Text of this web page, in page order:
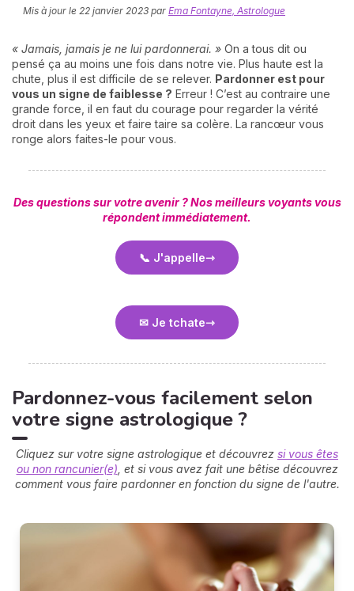
Mis à jour le 22 janvier 2023 par Ema Fontayne, Astrologue
« Jamais, jamais je ne lui pardonnerai. » On a tous dit ou
pensé ça au moins une fois dans notre vie. Plus haute est la
chute, plus il est difficile de se relever. Pardonner est pour
vous un signe de faiblesse ? Erreur ! C’est au contraire une
grande force, il en faut du courage pour regarder la vérité
droit dans les yeux et faire taire sa colère. La rancœur vous
ronge alors faites-le pour vous.
Des questions sur votre avenir ? Nos meilleurs voyants vous
répondent immédiatement.
📞 J'appelle
✉ Je tchate
Pardonnez-vous facilement selon
votre signe astrologique ?
Cliquez sur votre signe astrologique et découvrez si vous êtes
ou non rancunier(e) , et si vous avez fait une bêtise découvrez
comment vous faire pardonner en fonction du signe de l'autre.